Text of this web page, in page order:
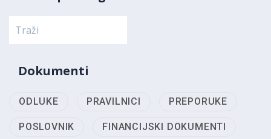
Dokumenti
ODLUKE PRAVILNICI PREPORUKE
POSLOVNIK FINANCIJSKI DOKUMENTI